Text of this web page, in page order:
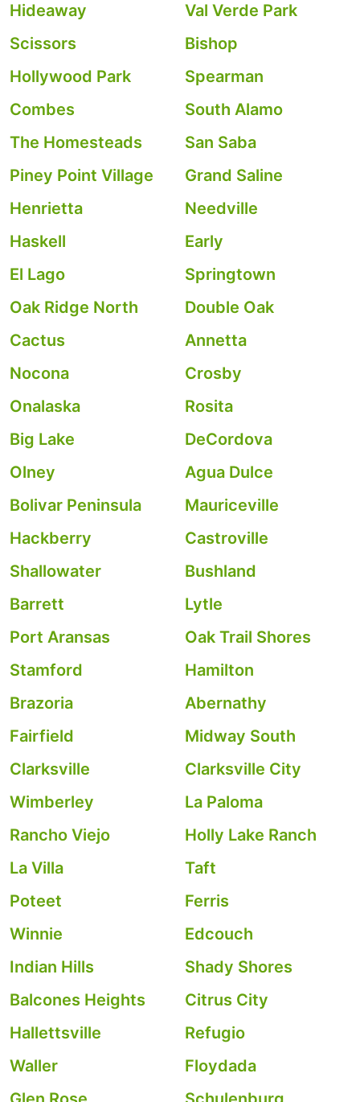
Hideaway
Val Verde Park
Scissors
Bishop
Hollywood Park
Spearman
Combes
South Alamo
The Homesteads
San Saba
Piney Point Village
Grand Saline
Henrietta
Needville
Haskell
Early
El Lago
Springtown
Oak Ridge North
Double Oak
Cactus
Annetta
Nocona
Crosby
Onalaska
Rosita
Big Lake
DeCordova
Olney
Agua Dulce
Bolivar Peninsula
Mauriceville
Hackberry
Castroville
Shallowater
Bushland
Barrett
Lytle
Port Aransas
Oak Trail Shores
Stamford
Hamilton
Brazoria
Abernathy
Fairfield
Midway South
Clarksville
Clarksville City
Wimberley
La Paloma
Rancho Viejo
Holly Lake Ranch
La Villa
Taft
Poteet
Ferris
Winnie
Edcouch
Indian Hills
Shady Shores
Balcones Heights
Citrus City
Hallettsville
Refugio
Waller
Floydada